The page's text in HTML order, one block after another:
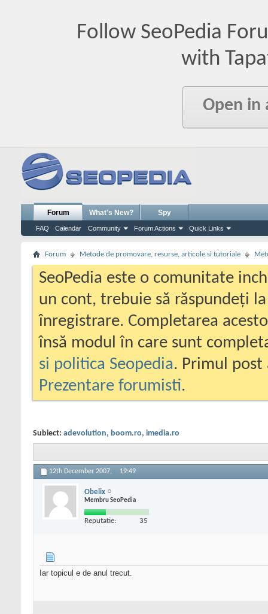
Follow SeoPedia
with
Open in
Forum
FAQ Calendar Community Forum Actions Quick Links
What's New? Spy
Forum Metode de promovare, resurse, articole si tutoriale
SeoPedia este o comunitate
un cont, trebuie să răspundeți
înregistrare. Completarea
însă modul în care sunt
si politica Seopedia. Primul
Prezentare forumisti.
Subiect: adevolution, boom.ro, imedia.ro
12th December 2007, 19:49
Obelix
Membru SeoPedia
Reputatie: 35
Iar topicul e de anul trecut.